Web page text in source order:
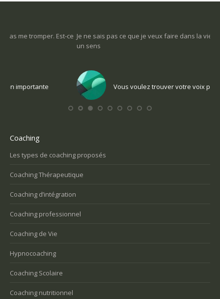
Je ne sais pas ce que je veux faire dans la vie : comment retrouver
Vous voulez trouver votre voix personnelle
Coaching
Les types de coaching proposés
Coaching Thérapeutique
Coaching d’intégration
Coaching professionnel
Coaching de Vie
Hypnocoaching
Coaching Scolaire
Coaching nutritionnel